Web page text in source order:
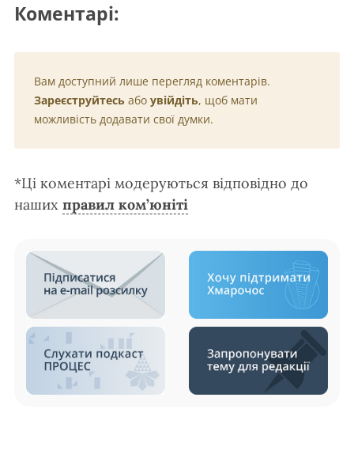
Коментарі:
Вам доступний лише перегляд коментарів.
Зареєструйтесь або увійдіть, щоб мати
можливість додавати свої думки.
*Ці коментарі модеруються відповідно до
наших правил ком’юніті